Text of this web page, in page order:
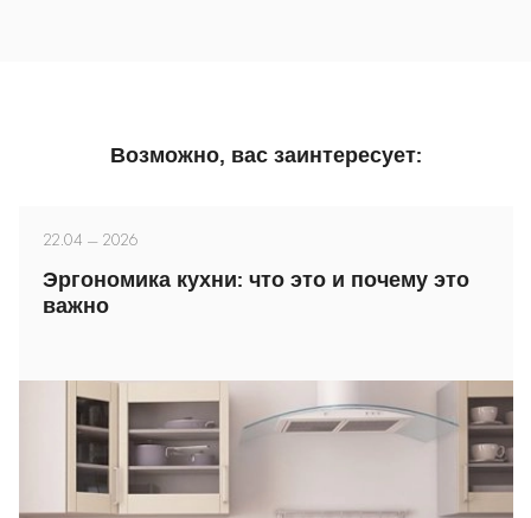
Возможно, вас заинтересует:
22.04 — 2026
Эргономика кухни: что это и почему это
важно